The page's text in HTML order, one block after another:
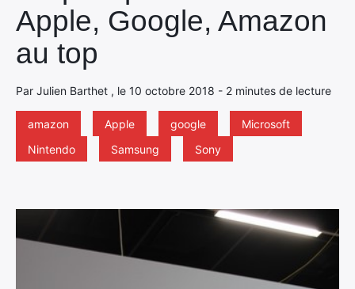
Apple, Google, Amazon
au top
Par Julien Barthet , le 10 octobre 2018 - 2 minutes de lecture
amazon Apple google
Microsoft
Nintendo
Samsung Sony